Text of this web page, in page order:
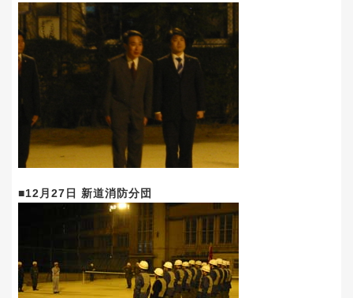
■12月27日 新道消防分団